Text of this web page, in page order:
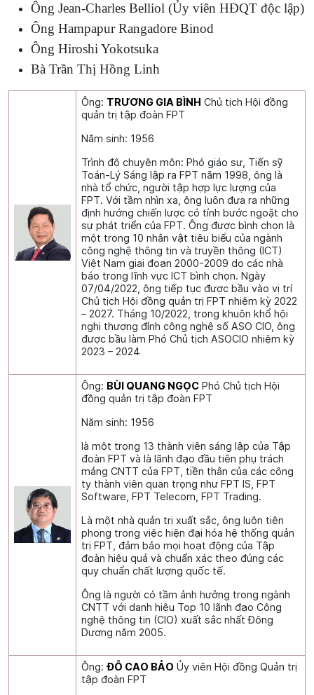
Ông Jean-Charles Belliol (Ủy viên HĐQT độc lập)
Ông Hampapur Rangadore Binod
Ông Hiroshi Yokotsuka
Bà Trần Thị Hồng Linh
Ông: TRƯƠNG GIA BÌNH Chủ tịch Hội đồng
quản trị tập đoàn FPT
Năm sinh: 1956
Trình độ chuyên môn: Phó giáo sư, Tiến sỹ
Toán-Lý Sáng lập ra FPT năm 1998, ông là
nhà tổ chức, người tập hợp lực lượng của
FPT. Với tầm nhìn xa, ông luôn đưa ra những
định hướng chiến lược có tính bước ngoặt cho
sự phát triển của FPT. Ông được bình chọn là
một trong 10 nhân vật tiêu biểu của ngành
công nghệ thông tin và truyền thông (ICT)
Việt Nam giai đoạn 2000-2009 do các nhà
báo trong lĩnh vực ICT bình chọn. Ngày
07/04/2022, ông tiếp tục được bầu vào vị trí
Chủ tịch Hội đồng quản trị FPT nhiệm kỳ 2022
– 2027. Tháng 10/2022, trong khuôn khổ hội
nghị thượng đỉnh công nghệ số ASO CIO, ông
được bầu làm Phó Chủ tịch ASOCIO nhiệm kỳ
2023 – 2024
Ông: BÙI QUANG NGỌC Phó Chủ tịch Hội
đồng quản trị tập đoàn FPT
Năm sinh: 1956
là một trong 13 thành viên sáng lập của Tập
đoàn FPT và là lãnh đạo đầu tiên phụ trách
mảng CNTT của FPT, tiền thân của các công
ty thành viên quan trọng như FPT IS, FPT
Software, FPT Telecom, FPT Trading.
Là một nhà quản trị xuất sắc, ông luôn tiên
phong trong việc hiện đại hóa hệ thống quản
trị FPT, đảm bảo mọi hoạt động của Tập
đoàn hiệu quả và chuẩn xác theo đúng các
quy chuẩn chất lượng quốc tế.
Ông là người có tầm ảnh hưởng trong ngành
CNTT với danh hiệu Top 10 lãnh đạo Công
nghệ thông tin (CIO) xuất sắc nhất Đông
Dương năm 2005.
Ông:ĐỖ CAO BẢO Ủy viên Hội đồng Quản trị
tập đoàn FPT